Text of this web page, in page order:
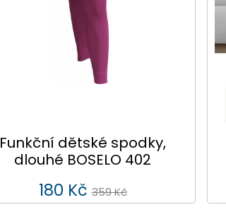
Funkční dětské spodky,
dlouhé BOSELO 402
180 Kč 359 Kč